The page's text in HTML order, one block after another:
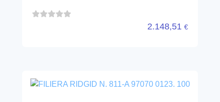
2.148,51 €